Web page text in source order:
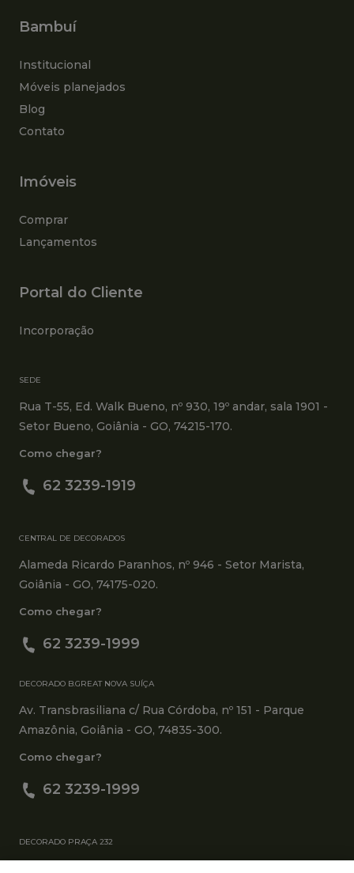
Bambuí
Institucional
Móveis planejados
Blog
Contato
Imóveis
Comprar
Lançamentos
Portal do Cliente
Incorporação
SEDE
Rua T-55, Ed. Walk Bueno, nº 930, 19º andar, sala 1901 -
Setor Bueno, Goiânia - GO, 74215-170.
Como chegar?
62 3239-1919
CENTRAL DE DECORADOS
Alameda Ricardo Paranhos, nº 946 - Setor Marista,
Goiânia - GO, 74175-020.
Como chegar?
62 3239-1999
DECORADO B.GREAT NOVA SUÍÇA
Av. Transbrasiliana c/ Rua Córdoba, nº 151 - Parque
Amazônia, Goiânia - GO, 74835-300.
Como chegar?
62 3239-1999
DECORADO PRAÇA 232